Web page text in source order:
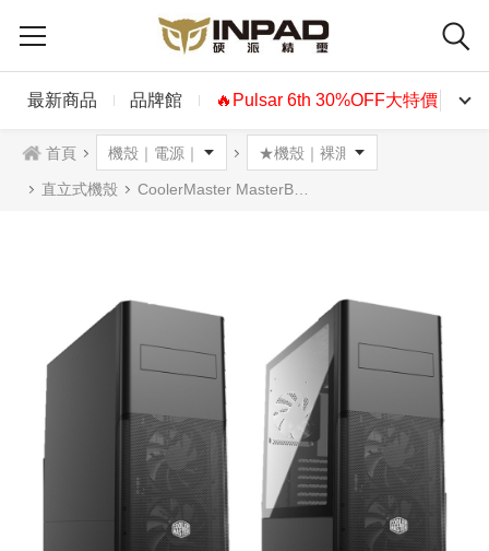
最新商品 品牌館 🔥Pulsar 6th 30%OFF大特價🔥
首頁
直立式機殼 CoolerMaster MasterBox CM695 機殼 黑色 金屬版/強化玻璃版